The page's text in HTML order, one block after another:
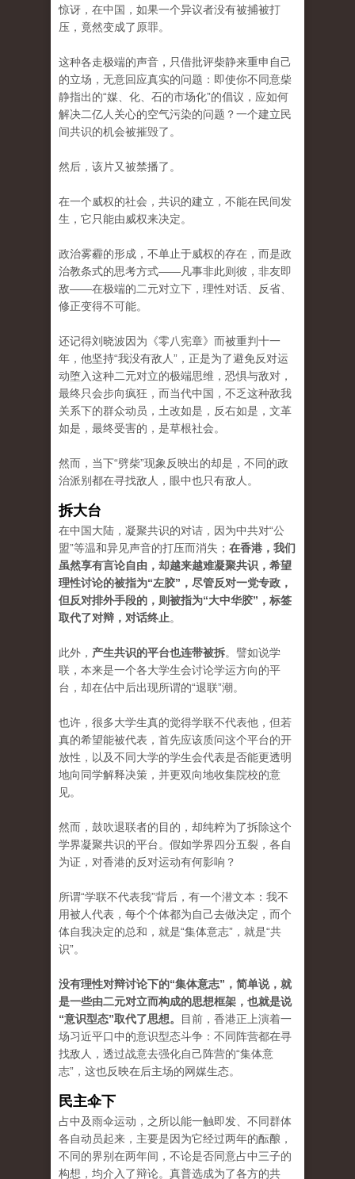
惊讶，在中国，如果一个异议者没有被捕被打
压，竟然变成了原罪。
这种各走极端的声音，只借批评柴静来重申自己
的立场，无意回应真实的问题：即使你不同意柴
静指出的“媒、化、石的市场化”的倡议，应如何
解决二亿人关心的空气污染的问题？一个建立民
间共识的机会被摧毁了。
然后，该片又被禁播了。
在一个威权的社会，共识的建立，不能在民间发
生，它只能由威权来决定。
政治雾霾的形成，不单止于威权的存在，而是政
治教条式的思考方式——凡事非此则彼，非友​即
敌——在极端的二元对立下，理性对话、反省、
修正变得不可能。
还记得刘晓波因为《零八宪章》而被重判十一
年，他坚持“我没有敌人”，正是为了避免反对运
动堕入这种二元对立的极端思维，恐惧与敌对，
最终只会步向疯狂，而当代中国，不乏这种敌我
关系下的群众动员，土改如是，反右如是，文革
如是，最终受害的，是草根社会。
然而，当下“劈柴”现象​反映出的却是，不同的政
治派别都在寻找敌人，眼中也只有敌人。
拆大台
在中国大陆，凝聚共识的对诘，因为中共对“公
盟”等温和异见声音的打压而消失； 在香港，我们
虽然享有言论自由，却越来越难凝聚共识，希望
理性讨论的被指为“左胶”，尽管反对一党专政，
但反对排外手段的，则被指为“大中华胶”，标签
取代了对辩，对话终止。
此外， 产生共识的平台也连带被拆。譬如说学
联，本来是一个各大学生会讨论学运方向的平
台，却在佔中后出现所谓的“退联”潮。
也许，很多大学生真的觉得学联不代表他，但若
真的希望能被代表，首先应该质问这个平台的开
放性，以及不同大学的学生会代表是否能更透明
地向同学解释决策，并更双向地收集院校的意
见。
然而，鼓吹退联者的目的，却纯粹为了拆除这个
学界凝聚共识的平台。假如学界四分五裂，各自
为证，对香港的反对运动有何影响？
所谓“学联不代表我”背后，有一个潜文本：我不
用被人代表，每个个体都为自己去做决定，而个
体自我决定的总和，就是“集体意志”，就是“共
识”。
没有理性对辩讨论下的“集体意志”，简单说，就
是一些由二元对立而构成的思想框架，也就是说
“意识型态”取代了思想。
目前，香港正上演着一
场习近平口中的意识型态斗争：不同阵营都在寻
找敌人，透过战意去强化自己阵营的“集体意
志”，这也反映在后主场的网媒生态。
民主伞下
占中及雨伞运动，之所以能一触即发、不同群体
各自动员起来，主要是因为它经过两年的酝酿，
不同的界别在两年间，不论是否同意占中三子的
构想，均介入了辩论。真普选成为了各方的共